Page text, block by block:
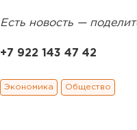
Есть новость —
+7 922 143 47 42
Экономика Общество